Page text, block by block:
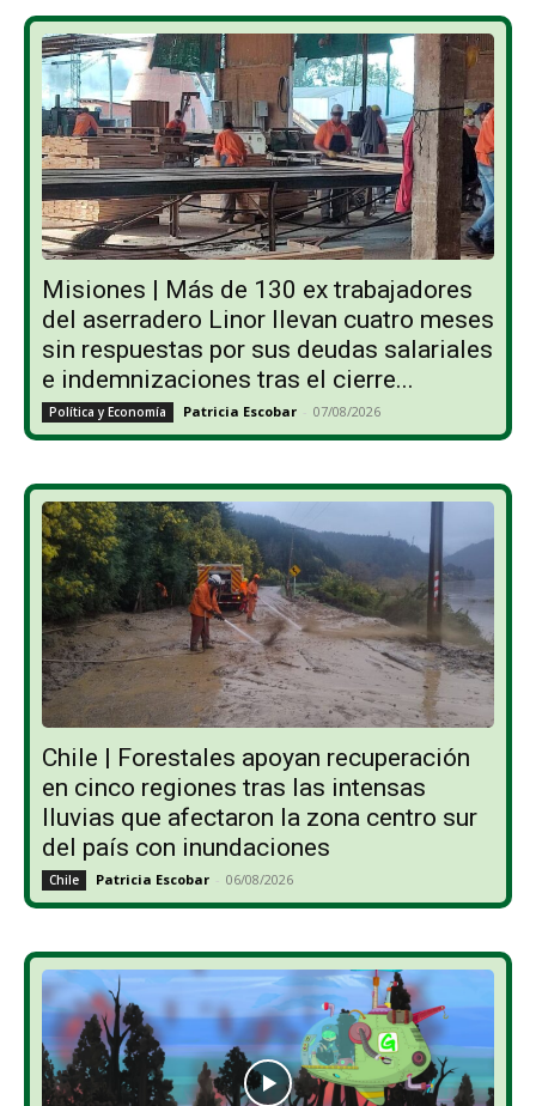
Misiones | Más de 130 ex trabajadores
del aserradero Linor llevan cuatro meses
sin respuestas por sus deudas salariales
e indemnizaciones tras el cierre...
Política y Economía Patricia Escobar - 07/08/2026
Chile | Forestales apoyan recuperación
en cinco regiones tras las intensas
lluvias que afectaron la zona centro sur
del país con inundaciones
Chile Patricia Escobar - 06/08/2026